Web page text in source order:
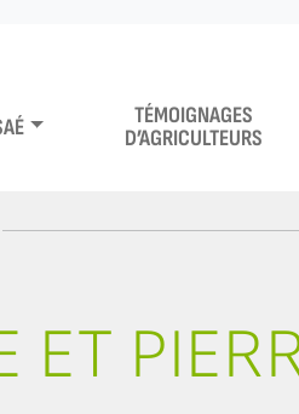
TÉMOIGNAGES
D’AGRICULTEURS
ET